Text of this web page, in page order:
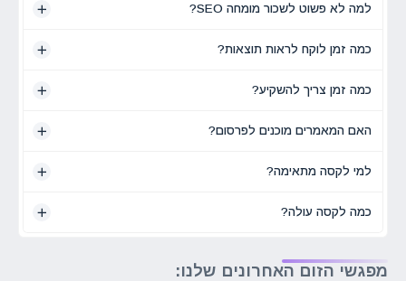
למה לא פשוט לשכור מומחה SEO?
כמה זמן לוקח לראות תוצאות?
כמה זמן צריך להשקיע?
האם המאמרים מוכנים לפרסום?
למי לקסה מתאימה?
כמה לקסה עולה?
מפגשי הזום האחרונים שלנו: